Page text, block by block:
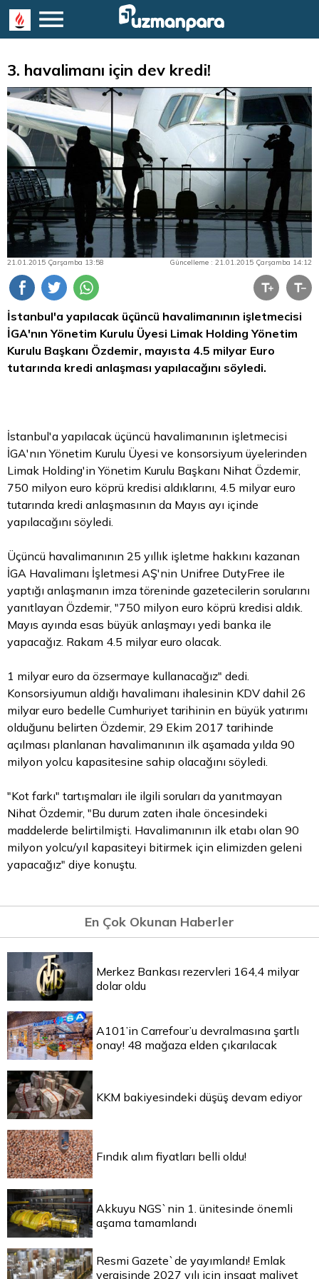
3. havalimanı için dev kredi!
21.01.2015 Çarşamba 13:58 Güncelleme : 21.01.2015 Çarşamba 14:12
İstanbul'a yapılacak üçüncü havalimanının işletmecisi
İGA'nın Yönetim Kurulu Üyesi Limak Holding Yönetim
Kurulu Başkanı Özdemir, mayısta 4.5 milyar Euro
tutarında kredi anlaşması yapılacağını söyledi.
İstanbul'a yapılacak üçüncü havalimanının işletmecisi
İGA'nın Yönetim Kurulu Üyesi ve konsorsiyum üyelerinden
Limak Holding'in Yönetim Kurulu Başkanı Nihat Özdemir,
750 milyon euro köprü kredisi aldıklarını, 4.5 milyar euro
tutarında kredi anlaşmasının da Mayıs ayı içinde
yapılacağını söyledi.
Üçüncü havalimanının 25 yıllık işletme hakkını kazanan
İGA Havalimanı İşletmesi AŞ'nin Unifree DutyFree ile
yaptığı anlaşmanın imza töreninde gazetecilerin sorularını
yanıtlayan Özdemir, "750 milyon euro köprü kredisi aldık.
Mayıs ayında esas büyük anlaşmayı yedi banka ile
yapacağız. Rakam 4.5 milyar euro olacak.
1 milyar euro da özsermaye kullanacağız" dedi.
Konsorsiyumun aldığı havalimanı ihalesinin KDV dahil 26
milyar euro bedelle Cumhuriyet tarihinin en büyük yatırımı
olduğunu belirten Özdemir, 29 Ekim 2017 tarihinde
açılması planlanan havalimanının ilk aşamada yılda 90
milyon yolcu kapasitesine sahip olacağını söyledi.
"Kot farkı" tartışmaları ile ilgili soruları da yanıtmayan
Nihat Özdemir, "Bu durum zaten ihale öncesindeki
maddelerde belirtilmişti. Havalimanının ilk etabı olan 90
milyon yolcu/yıl kapasiteyi bitirmek için elimizden geleni
yapacağız" diye konuştu.
En Çok Okunan Haberler
Merkez Bankası rezervleri 164,4 milyar
dolar oldu
A101’in Carrefour’u devralmasına şartlı
onay! 48 mağaza elden çıkarılacak
KKM bakiyesindeki düşüş devam ediyor
Fındık alım fiyatları belli oldu!
Akkuyu NGS`nin 1. ünitesinde önemli
aşama tamamlandı
Resmi Gazete`de yayımlandı! Emlak
vergisinde 2027 yılı için inşaat maliyet